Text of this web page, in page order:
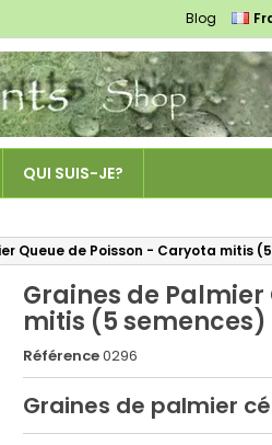
Blog
QUI SUIS-JE?
Queue de Poisson - Caryota mitis
Graines de
mitis (5 semences)
Référence0296
Graines de palmier
×
×
Créer une liste d'envies
×
des produits à votre liste